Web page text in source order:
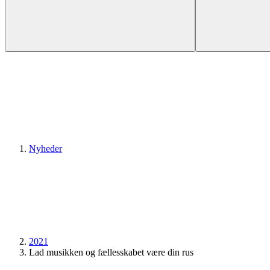
Nyheder
2021
Lad musikken og fællesskabet være din rus